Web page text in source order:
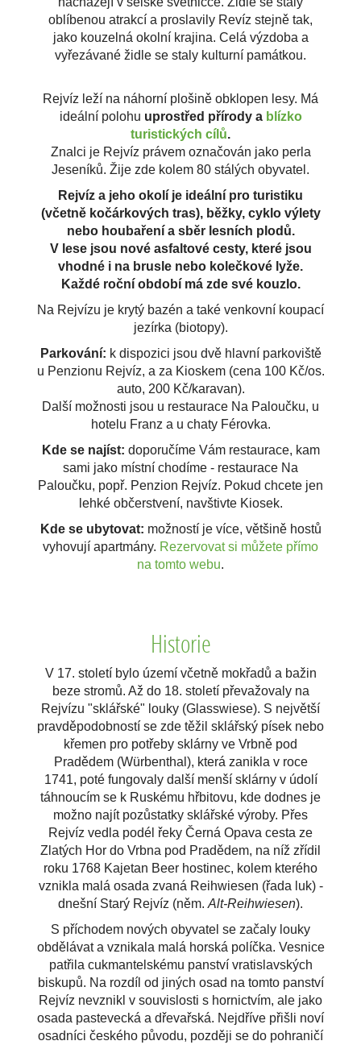
oblíbenou atrakcí a proslavily Revíz stejně tak,
jako kouzelná okolní krajina. Celá výzdoba a
vyřezávané židle se staly kulturní památkou.
Rejvíz leží na náhorní plošině obklopen lesy. Má
ideální polohu uprostřed přírody a blízko
turistických cílů.
Znalci je Rejvíz právem označován jako perla
Jeseníků. Žije zde kolem 80 stálých obyvatel.
Rejvíz a jeho okolí je ideální pro turistiku
(včetně kočárkových tras), běžky, cyklo výlety
nebo houbaření a sběr lesních plodů.
V lese jsou nové asfaltové cesty, které jsou
vhodné i na brusle nebo kolečkové lyže.
Každé roční období má zde své kouzlo.
Na Rejvízu je krytý bazén a také venkovní koupací
jezírka (biotopy).
Parkování: k dispozici jsou dvě hlavní parkoviště
u Penzionu Rejvíz, a za Kioskem (cena 100 Kč/os.
auto, 200 Kč/karavan).
Další možnosti jsou u restaurace Na Paloučku, u
hotelu Franz a u chaty Férovka.
Kde se najíst: doporučíme Vám restaurace, kam
sami jako místní chodíme - restaurace Na
Paloučku, popř. Penzion Rejvíz. Pokud chcete jen
lehké občerstvení, navštivte Kiosek.
Kde se ubytovat: možností je více, většině hostů
vyhovují apartmány. Rezervovat si můžete přímo
na tomto webu.
Historie
V 17. století bylo území včetně mokřadů a bažin
beze stromů. Až do 18. století převažovaly na
Rejvízu "sklářské" louky (Glasswiese). S největší
pravděpodobností se zde těžil sklářský písek nebo
křemen pro potřeby sklárny ve Vrbně pod
Pradědem (Würbenthal), která zanikla v roce
1741, poté fungovaly další menší sklárny v údolí
táhnoucím se k Ruskému hřbitovu, kde dodnes je
možno najít pozůstatky sklářské výroby. Přes
Rejvíz vedla podél řeky Černá Opava cesta ze
Zlatých Hor do Vrbna pod Pradědem, na níž zřídil
roku 1768 Kajetan Beer hostinec, kolem kterého
vznikla malá osada zvaná Reihwiesen (řada luk) -
dnešní Starý Rejvíz (něm. Alt-Reihwiesen).
S příchodem nových obyvatel se začaly louky
obdělávat a vznikala malá horská políčka. Vesnice
patřila cukmantelskému panství vratislavských
biskupů. Na rozdíl od jiných osad na tomto panství
Rejvíz nevznikl v souvislosti s hornictvím, ale jako
osada pastevecká a dřevařská. Nejdříve přišli noví
osadníci českého původu, později se do pohraničí